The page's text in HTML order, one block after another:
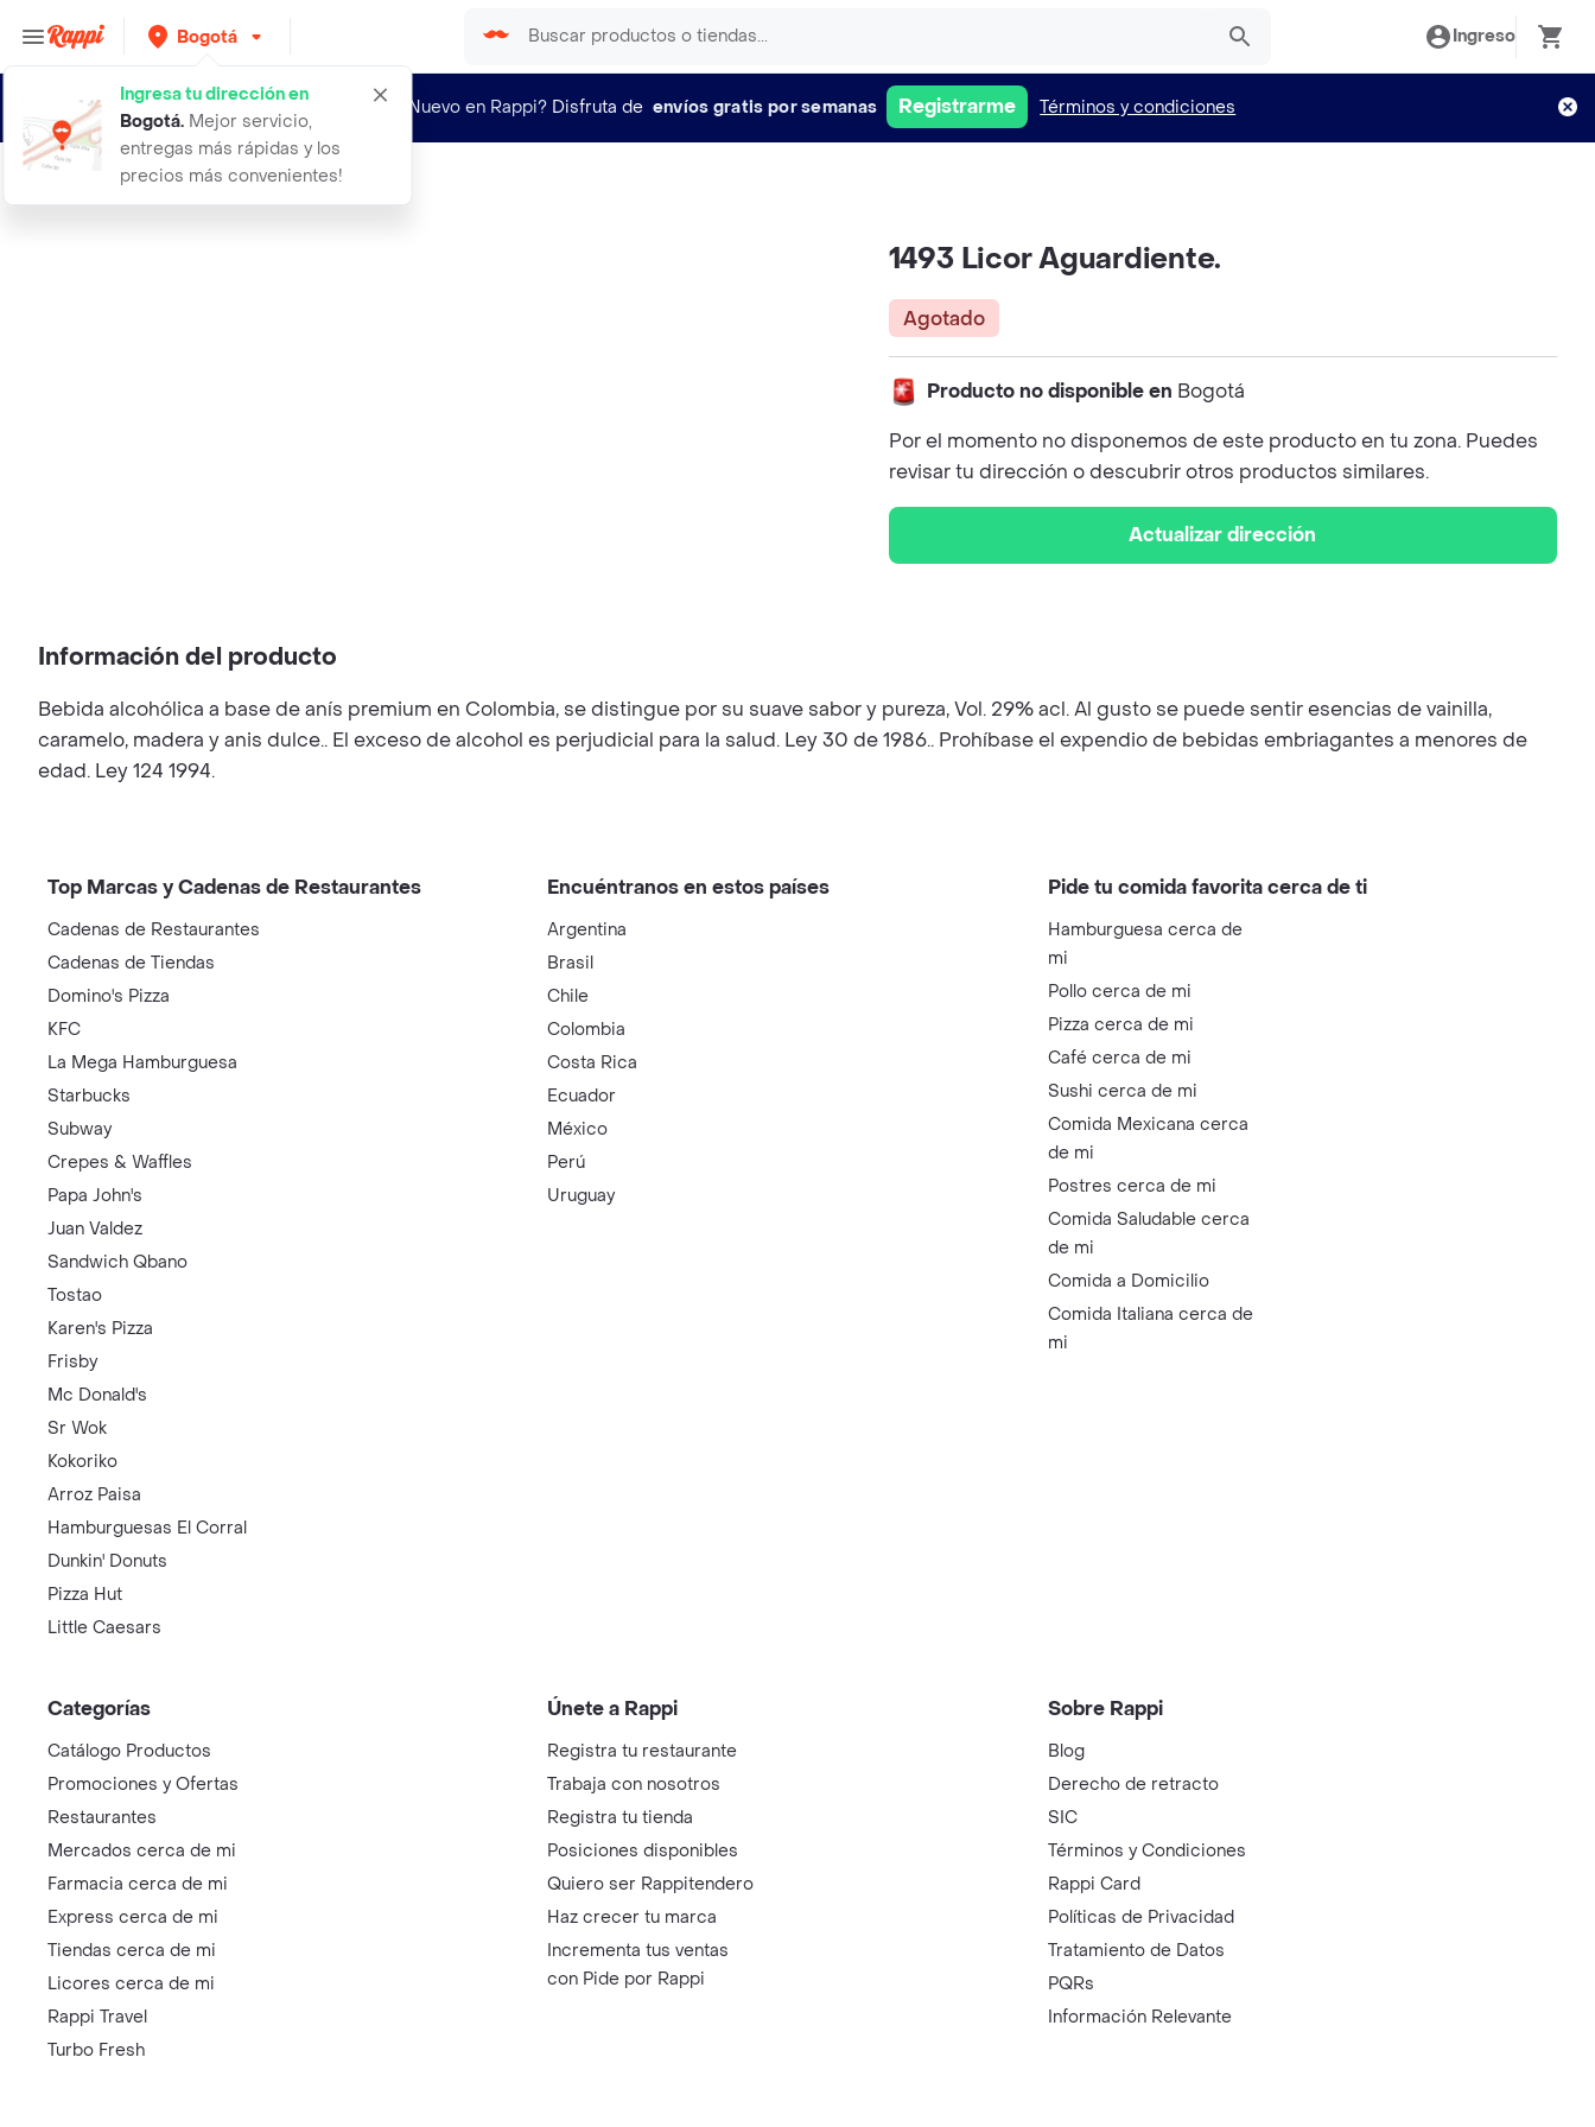
Bogotá
Ingresa tu dirección en
Bogotá. Mejor servicio,
entregas más rápidas y los
precios más convenientes!
Ingreso
¿Nuevo en Rappi? Disfruta de envíos gratis por semanas Registrarme Términos y condiciones
1493 licor aguardiente
1493 Licor Aguardiente.
Agotado
Producto no disponible en Bogotá
Por el momento no disponemos de este producto en tu zona. Puedes
revisar tu dirección o descubrir otros productos similares.
Actualizar dirección
Información del producto
Bebida alcohólica a base de anís premium en Colombia, se distingue por su suave sabor y pureza, Vol. 29% acl. Al gusto se puede sentir esencias de vainilla,
caramelo, madera y anis dulce.. El exceso de alcohol es perjudicial para la salud. Ley 30 de 1986.. Prohíbase el expendio de bebidas embriagantes a menores de
edad. Ley 124 1994.
Top Marcas y Cadenas de Restaurantes
Cadenas de Restaurantes
Cadenas de Tiendas
Domino's Pizza
KFC
La Mega Hamburguesa
Starbucks
Subway
Crepes & Waffles
Papa John's
Juan Valdez
Sandwich Qbano
Tostao
Karen's Pizza
Frisby
Mc Donald's
Sr Wok
Kokoriko
Arroz Paisa
Hamburguesas El Corral
Dunkin' Donuts
Pizza Hut
Little Caesars
Encuéntranos en estos países
Argentina
Brasil
Chile
Colombia
Costa Rica
Ecuador
México
Perú
Uruguay
Pide tu comida favorita cerca de ti
Hamburguesa cerca de
mi
Pollo cerca de mi
Pizza cerca de mi
Café cerca de mi
Sushi cerca de mi
Comida Mexicana cerca
de mi
Postres cerca de mi
Comida Saludable cerca
de mi
Comida a Domicilio
Comida Italiana cerca de
mi
Categorías
Catálogo Productos
Promociones y Ofertas
Restaurantes
Mercados cerca de mi
Farmacia cerca de mi
Express cerca de mi
Tiendas cerca de mi
Licores cerca de mi
Rappi Travel
Turbo Fresh
Únete a Rappi
Registra tu restaurante
Trabaja con nosotros
Registra tu tienda
Posiciones disponibles
Quiero ser Rappitendero
Haz crecer tu marca
Incrementa tus ventas
con Pide por Rappi
Sobre Rappi
Blog
Derecho de retracto
SIC
Términos y Condiciones
Rappi Card
Políticas de Privacidad
Tratamiento de Datos
PQRs
Información Relevante